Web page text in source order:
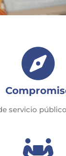
servicio